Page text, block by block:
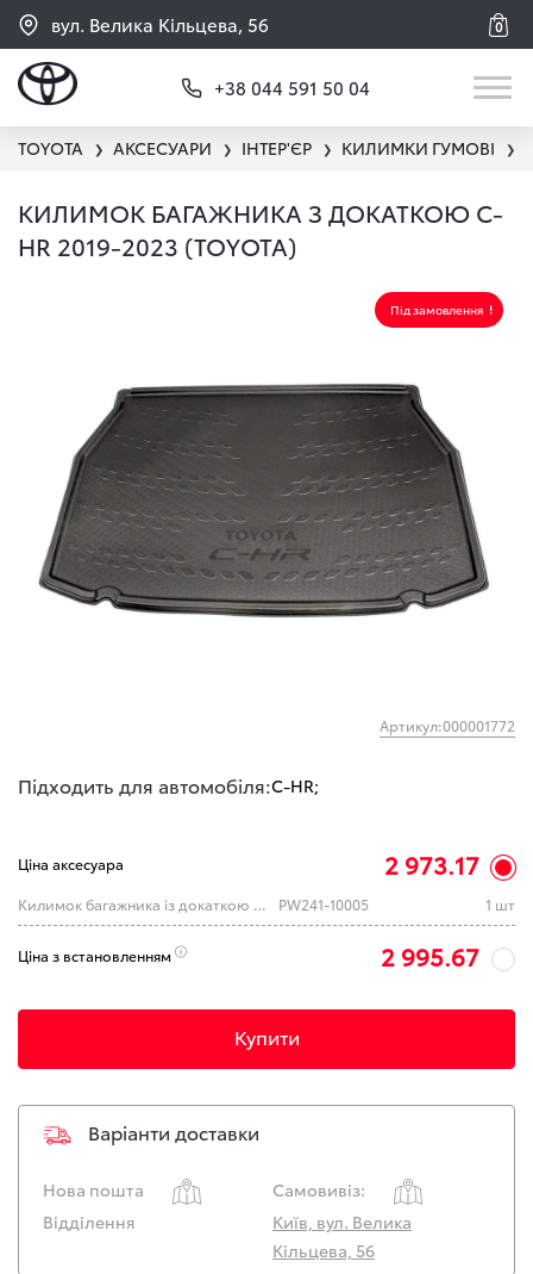
вул. Велика Кільцева, 56 0
+38 044 591 50 04
TOYOTA ❯ АКСЕСУАРИ ❯ ІНТЕР'ЄР ❯ КИЛИМКИ ГУМОВІ ❯
КИЛИМОК БАГАЖНИКА З ДОКАТКОЮ C-
HR 2019-2023 (TOYOTA)
Під замовлення
Артикул:000001772
Підходить для автомобіля:C-HR;
Ціна аксесуара 2 973.17
Килимок багажника із докаткою C-HR PW241-10005 1 шт
Ціна з встановленням 2 995.67
Купити
Варіанти доставки
Нова пошта
Самовивіз:
Відділення
Київ, вул. Велика
Кільцева, 56